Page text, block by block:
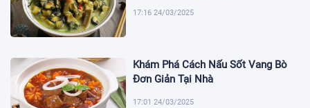
17:16 24/03/2025
Khám Phá Cách Nấu Sốt Vang Bò
Đơn Giản Tại Nhà
17:01 24/03/2025